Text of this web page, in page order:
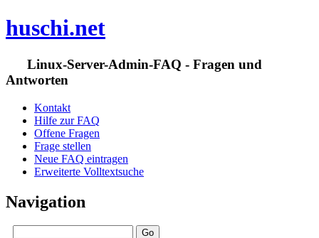
huschi.net
Linux-Server-Admin-FAQ - Fragen und
Antworten
Kontakt
Hilfe zur FAQ
Offene Fragen
Frage stellen
Neue FAQ eintragen
Erweiterte Volltextsuche
Navigation